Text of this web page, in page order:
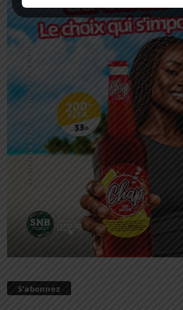
S’abonnez